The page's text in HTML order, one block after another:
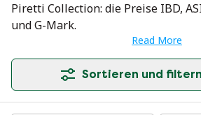
Piretti Collection: die Preise IBD,
und G-Mark.
Read More
Sortieren und filtern